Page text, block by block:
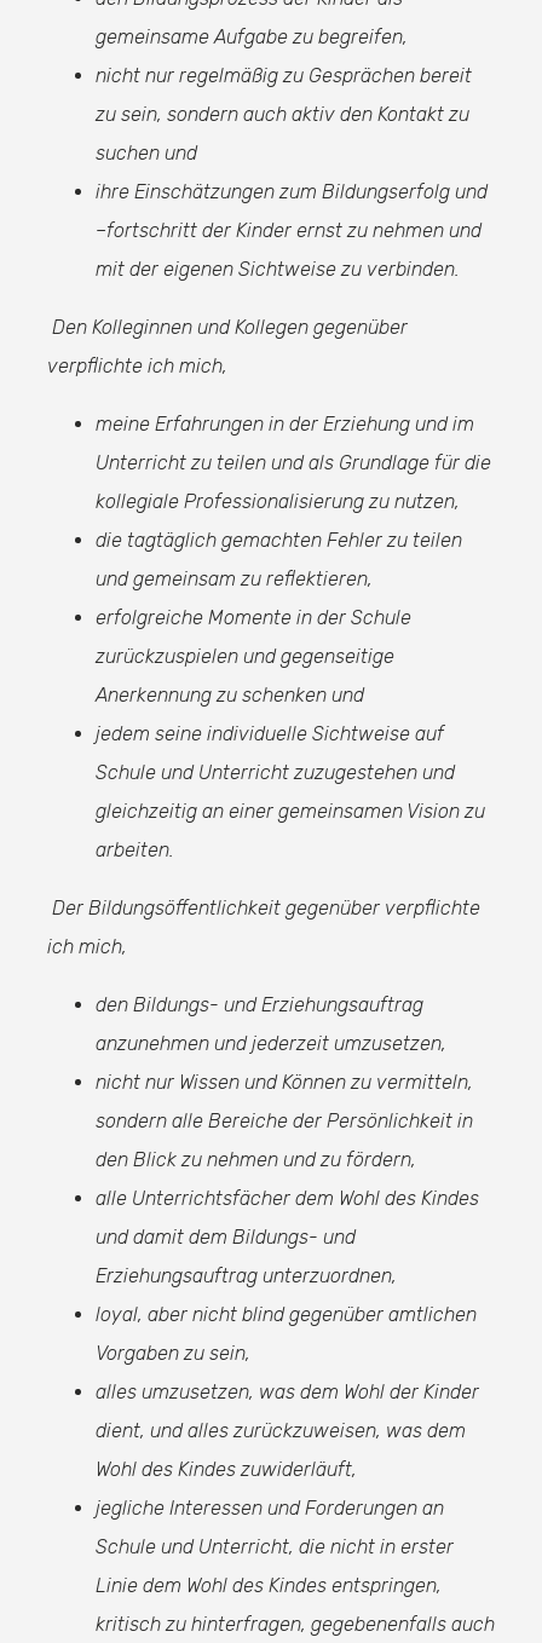
gemeinsame Aufgabe zu begreifen,
nicht nur regelmäßig zu Gesprächen bereit
zu sein, sondern auch aktiv den Kontakt zu
suchen und
ihre Einschätzungen zum Bildungserfolg und
–fortschritt der Kinder ernst zu nehmen und
mit der eigenen Sichtweise zu verbinden.
Den Kolleginnen und Kollegen gegenüber
verpflichte ich mich,
meine Erfahrungen in der Erziehung und im
Unterricht zu teilen und als Grundlage für die
kollegiale Professionalisierung zu nutzen,
die tagtäglich gemachten Fehler zu teilen
und gemeinsam zu reflektieren,
erfolgreiche Momente in der Schule
zurückzuspielen und gegenseitige
Anerkennung zu schenken und
jedem seine individuelle Sichtweise auf
Schule und Unterricht zuzugestehen und
gleichzeitig an einer gemeinsamen Vision zu
arbeiten.
Der Bildungsöffentlichkeit gegenüber verpflichte
ich mich,
den Bildungs- und Erziehungsauftrag
anzunehmen und jederzeit umzusetzen,
nicht nur Wissen und Können zu vermitteln,
sondern alle Bereiche der Persönlichkeit in
den Blick zu nehmen und zu fördern,
alle Unterrichtsfächer dem Wohl des Kindes
und damit dem Bildungs- und
Erziehungsauftrag unterzuordnen,
loyal, aber nicht blind gegenüber amtlichen
Vorgaben zu sein,
alles umzusetzen, was dem Wohl der Kinder
dient, und alles zurückzuweisen, was dem
Wohl des Kindes zuwiderläuft,
jegliche Interessen und Forderungen an
Schule und Unterricht, die nicht in erster
Linie dem Wohl des Kindes entspringen,
kritisch zu hinterfragen, gegebenenfalls auch